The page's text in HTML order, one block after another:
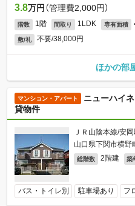
3.8万円 （管理費2,000円）
階数 1階 間取り 1LDK 専有面積
敷/礼 不要/38,000円
ほかの部
マンション・アパート
ニューハイ
貸物件
ＪＲ山陰本線/安
山口県下関市横野
総階数 2階建 築
バス・トイレ別 駐車場あり フ